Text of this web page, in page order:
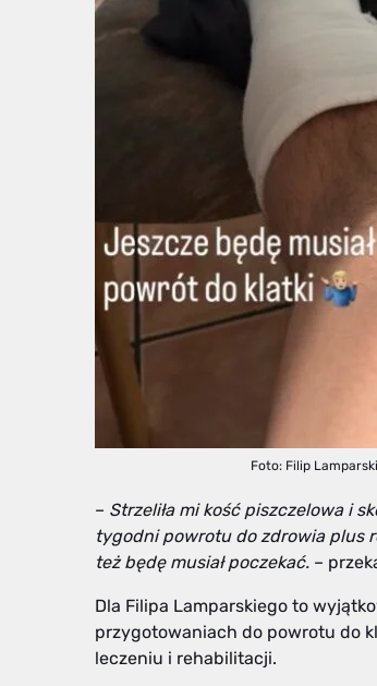
Foto: Filip
– Strzeliła mi kość piszczelowa i
tygodni powrotu do zdrowia plus
też będę musiał poczekać. –
Dla Filipa Lamparskiego to
przygotowaniach do powrotu do
leczeniu i rehabilitacji.